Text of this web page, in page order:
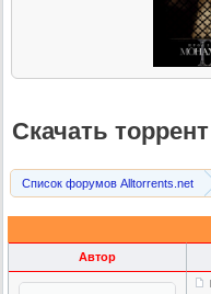
Скачать торрент
Список форумов Alltorrents.net
Автор